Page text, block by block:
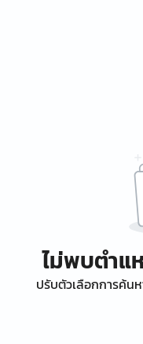
ไม่พบตำ
ปรับตัวเลือกการค้น